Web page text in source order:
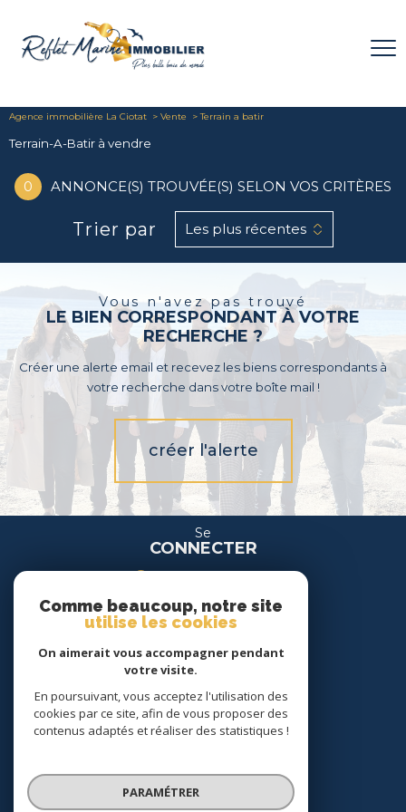
Agence immobilière La Ciotat Vente Terrain a batir
Terrain-A-Batir à vendre
0 ANNONCE(S) TROUVÉE(S) SELON VOS CRITÈRES
Trier par Les plus récentes
Vous n'avez pas trouvé
LE BIEN CORRESPONDANT À VOTRE
RECHERCHE ?
Créer une alerte email et recevez les biens correspondants à
votre recherche dans votre boîte mail !
créer l'alerte
Se
CONNECTER
espace location
Nous
SUIVRE
Comme beaucoup, notre site
utilise les cookies
On aimerait vous accompagner pendant
votre visite.
En poursuivant, vous acceptez l'utilisation des
cookies par ce site, afin de vous proposer des
contenus adaptés et réaliser des statistiques !
PARAMÉTRER